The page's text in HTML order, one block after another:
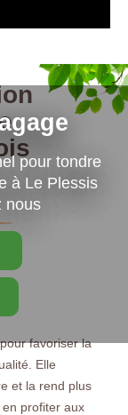
pour tondre
à Le Plessis
nous
favoriser la
Elle
et la rend plus
en profiter aux